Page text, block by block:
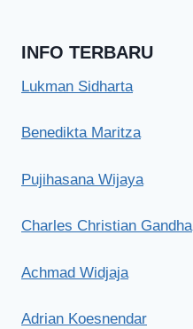
INFO TERBARU
Lukman Sidharta
Benedikta Maritza
Pujihasana Wijaya
Charles Christian Gandha
Achmad Widjaja
Adrian Koesnendar